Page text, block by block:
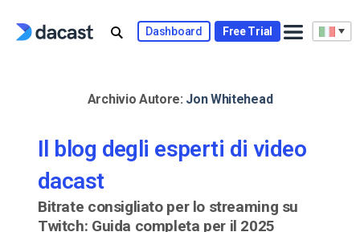
Dashboard Free Trial
Archivio Autore: Jon Whitehead
Il blog degli esperti di video
dacast
Bitrate consigliato per lo streaming su
Twitch: Guida completa per il 2025